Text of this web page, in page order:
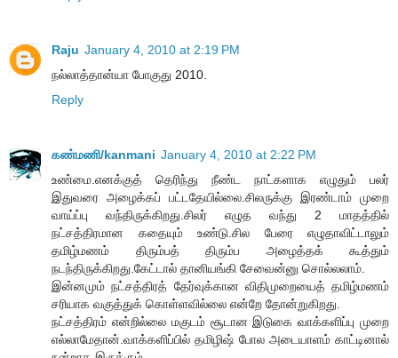
Raju January 4, 2010 at 2:19 PM
நல்லாத்தான்யா போகுது 2010.
Reply
கண்மணி/kanmani January 4, 2010 at 2:22 PM
உண்மை.எனக்குத் தெரிந்து நீண்ட நாட்களாக எழுதும் பலர்
இதுவரை அழைக்கப் பட்டதேயில்லை.சிலருக்கு இரண்டாம் முறை
வாய்ப்பு வந்திருக்கிறது.சிலர் எழுத வந்து 2 மாதத்தில்
நட்சத்திரமான கதையும் உண்டு.சில பேரை எழுதாவிட்டாலும்
தமிழ்மணம் திரும்பத் திரும்ப அழைத்தக் கூத்தும்
நடந்திருக்கிறது.கேட்டால் தானியங்கி சேவைன்னு சொல்லலாம்.
இன்னமும் நட்சத்திரத் தேர்வுக்கான விதிமுறையைத் தமிழ்மணம்
சரியாக வகுத்துக் கொள்ளவில்லை என்றே தோன்றுகிறது.
நட்சத்திரம் என்றில்லை மகுடம் சூடான இடுகை வாக்களிப்பு முறை
எல்லாமேதான்.வாக்களிப்பில் தமிழிஷ் போல அடையாளம் காட்டினால்